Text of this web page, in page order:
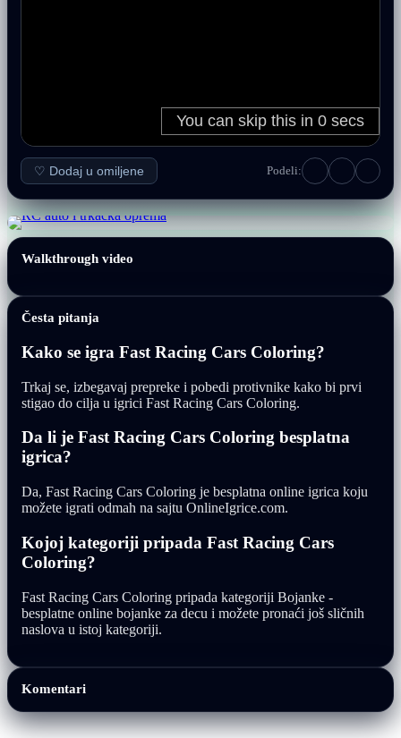
♡ Dodaj u omiljene Podeli:
Walkthrough video
Česta pitanja
Kako se igra Fast Racing Cars Coloring?
Trkaj se, izbegavaj prepreke i pobedi protivnike kako bi prvi
stigao do cilja u igrici Fast Racing Cars Coloring.
Da li je Fast Racing Cars Coloring besplatna
igrica?
Da, Fast Racing Cars Coloring je besplatna online igrica koju
možete igrati odmah na sajtu OnlineIgrice.com.
Kojoj kategoriji pripada Fast Racing Cars
Coloring?
Fast Racing Cars Coloring pripada kategoriji Bojanke -
besplatne online bojanke za decu i možete pronaći još sličnih
naslova u istoj kategoriji.
Komentari